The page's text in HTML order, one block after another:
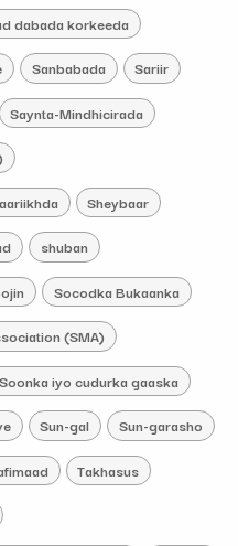
dabada korkeeda
Sanbabada Sariir
Saynta-Mindhicirada
Sheybaar
shuban
Socodka Bukaanka
(SMA)
Soonka iyo cudurka gaaska
Sun-gal Sun-garasho
Takhasus